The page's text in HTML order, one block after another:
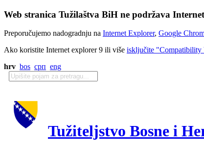
Web stranica Tužilaštva BiH ne podržava
Preporučujemo nadogradnju na Internet Explorer, Google
Ako koristite Internet explorer 9 ili više isključite "Compatibility
hrv bos срп eng
Tužiteljstvo Bosne i